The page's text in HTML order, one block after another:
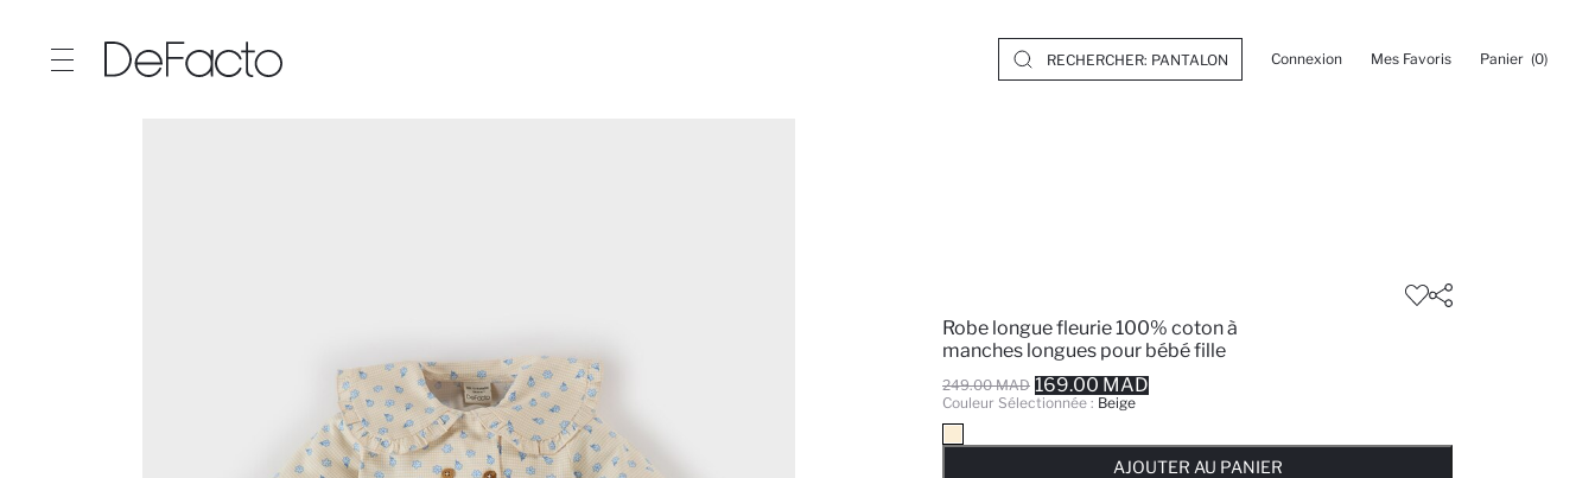
Connexion Mes Favoris Panier (0)
Robe longue fleurie 100% coton à
manches longues pour bébé fille
249.00 MAD 169.00 MAD
Couleur Sélectionnée : Beige
AJOUTER AU PANIER